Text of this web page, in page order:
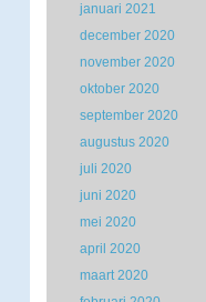
januari 2021
december 2020
november 2020
oktober 2020
september 2020
augustus 2020
juli 2020
juni 2020
mei 2020
april 2020
maart 2020